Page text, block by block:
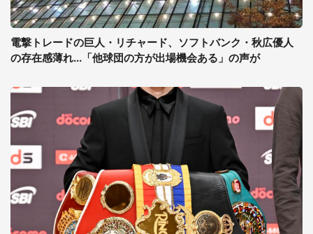
電撃トレードの巨人・リチャード、ソフトバンク・秋広優人
の存在感薄れ...「他球団の方が出場機会ある」の声が